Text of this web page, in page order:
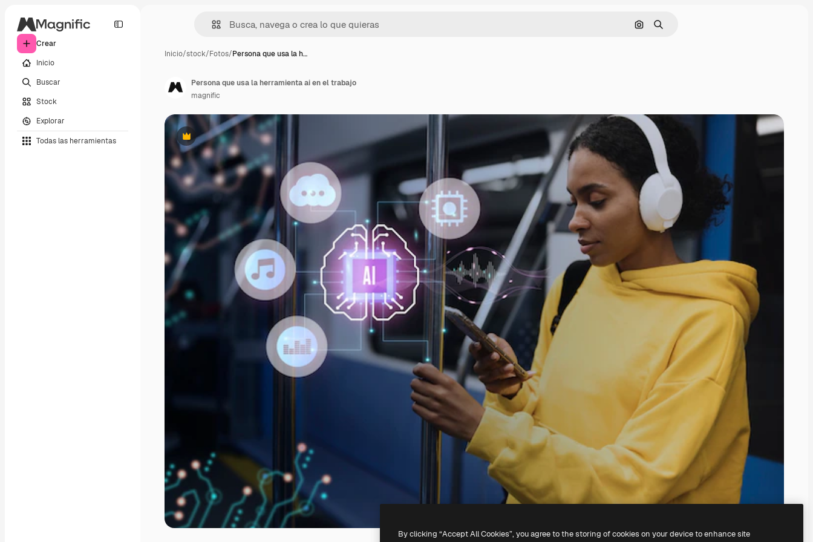
Crear
Inicio
Buscar
Stock
Explorar
Todas las herramientas
Buscar por imagen
Buscar
Inicio/stock/Fotos/Persona que usa la h…
Premium
Persona que usa la herramienta ai en el trabajo
magnific
By clicking “Accept All Cookies”, you agree to the storing of cookies on your device to enhance site